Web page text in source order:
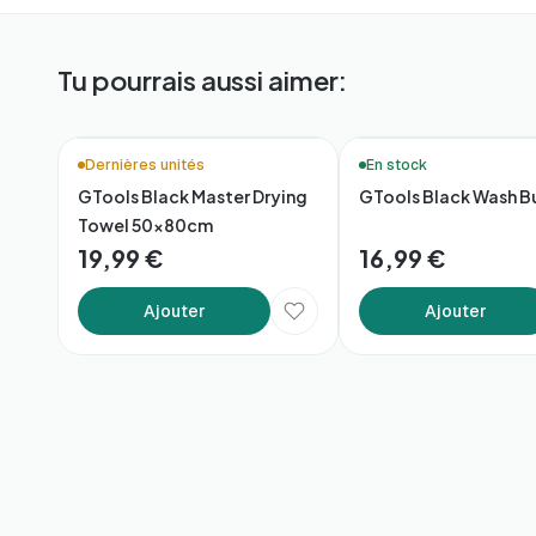
Tu pourrais aussi aimer:
Dernières unités
GTools Black Master Drying
Towel 50x80cm
19,99 €
Ajouter
En stock
GTools Black Wash
16,99 €
Ajouter